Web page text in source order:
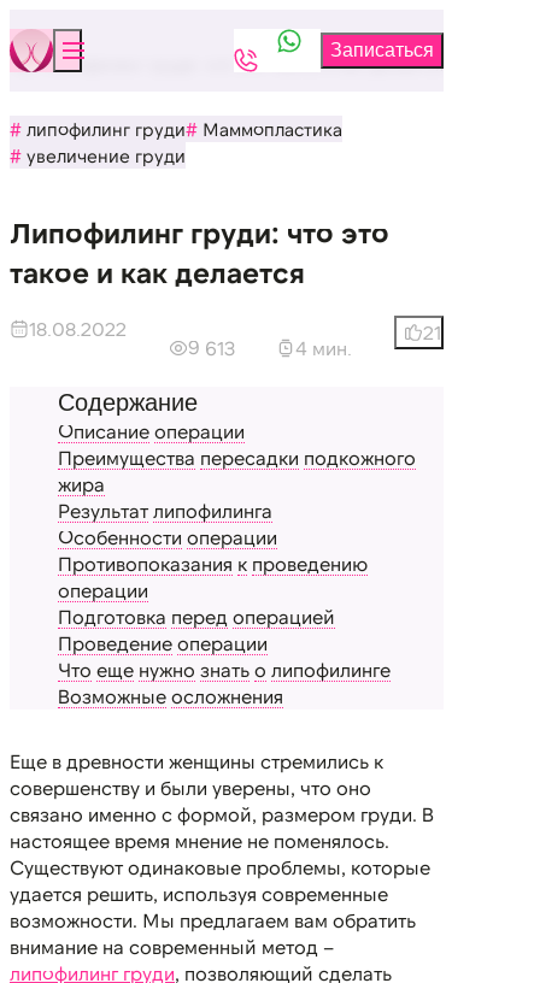
Блог Липофилинг груди: что это такое и как делается
липофилинг груди
Маммопластика
увеличение груди
Липофилинг груди: что это
такое и как делается
18.08.2022
9 613
4 мин.
21
Описание операции
Преимущества пересадки подкожного
жира
Результат липофилинга
Особенности операции
Противопоказания к проведению
операции
Подготовка перед операцией
Проведение операции
Что еще нужно знать о липофилинге
Возможные осложнения
Еще в древности женщины стремились к
совершенству и были уверены, что оно
связано именно с формой, размером груди. В
настоящее время мнение не поменялось.
Существуют одинаковые проблемы, которые
удается решить, используя современные
возможности. Мы предлагаем вам обратить
внимание на современный метод –
липофилинг груди, позволяющий сделать